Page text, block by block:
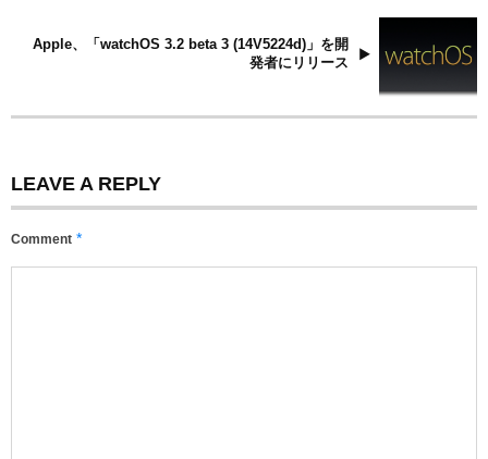
Apple、「watchOS 3.2 beta 3 (14V5224d)」を開
発者にリリース
LEAVE A REPLY
Comment *